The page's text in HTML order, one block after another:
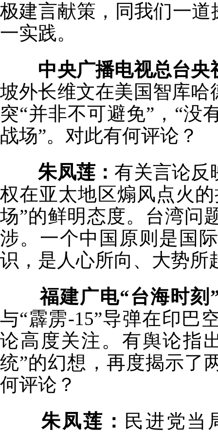
极建言献策，同我们一
一实践。
中央广播电视总台
坡外长维文在美国智库
突“并非不可避免”，“没
战场”。对此有何评论？
朱凤莲：有关言论反
权在亚太地区煽风点火
场”的鲜明态度。台湾问
涉。一个中国原则是国
识，是人心所向、大势所
福建广电“台海时刻
与“霹雳-15”导弹在印巴
论高度关注。有舆论指
统”的幻想，再度揭示了
何评论？
朱凤莲： 民进党当